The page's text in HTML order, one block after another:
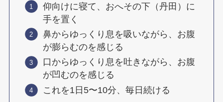
仰向けに寝て、おへその下（丹田）に
手を置く
鼻からゆっくり息を吸いながら、お腹
が膨らむのを感じる
口からゆっくり息を吐きながら、お腹
が凹むのを感じる
これを1日5〜10分、毎日続ける